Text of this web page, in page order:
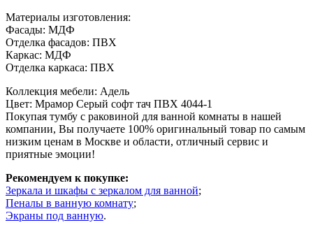
Материалы изготовления:
Фасады: МДФ
Отделка фасадов: ПВХ
Каркас: МДФ
Отделка каркаса: ПВХ
Коллекция мебели: Адель
Цвет: Мрамор Серый софт тач ПВХ 4044-1
Покупая тумбу с раковиной для ванной комнаты в нашей
компании, Вы получаете 100% оригинальный товар по самым
низким ценам в Москве и области, отличный сервис и
приятные эмоции!
Рекомендуем к покупке:
Зеркала и шкафы с зеркалом для ванной;
Пеналы в ванную комнату;
Экраны под ванную.